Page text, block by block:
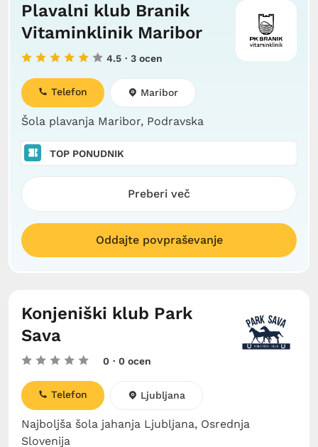
Plavalni klub Branik
Vitaminklinik Maribor
4.5 · 3 ocen
Šola plavanja Maribor, Podravska
Telefon Maribor
TOP PONUDNIK
Preberi več
Oddajte povpraševanje
Konjeniški klub Park
Sava
0 · 0 ocen
Najboljša šola jahanja Ljubljana, Osrednja
Slovenija
Telefon Ljubljana